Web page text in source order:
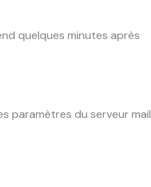
quelques minutes après
paramètres du serveur mail